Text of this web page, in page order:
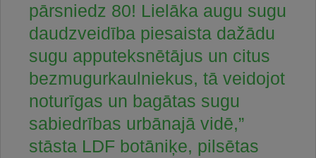
pārsniedz 80! Lielāka augu sugu
daudzveidība piesaista dažādu
sugu apputeksnētājus un citus
bezmugurkaulniekus, tā veidojot
noturīgas un bagātas sugu
sabiedrības urbānajā vidē,”
stāsta LDF botāniķe, pilsētas